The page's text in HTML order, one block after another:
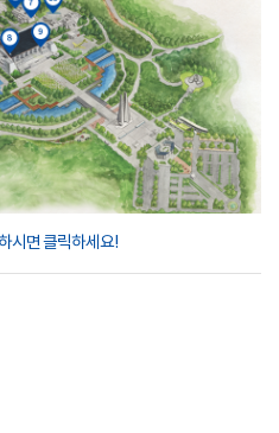
시면 클릭하세요!